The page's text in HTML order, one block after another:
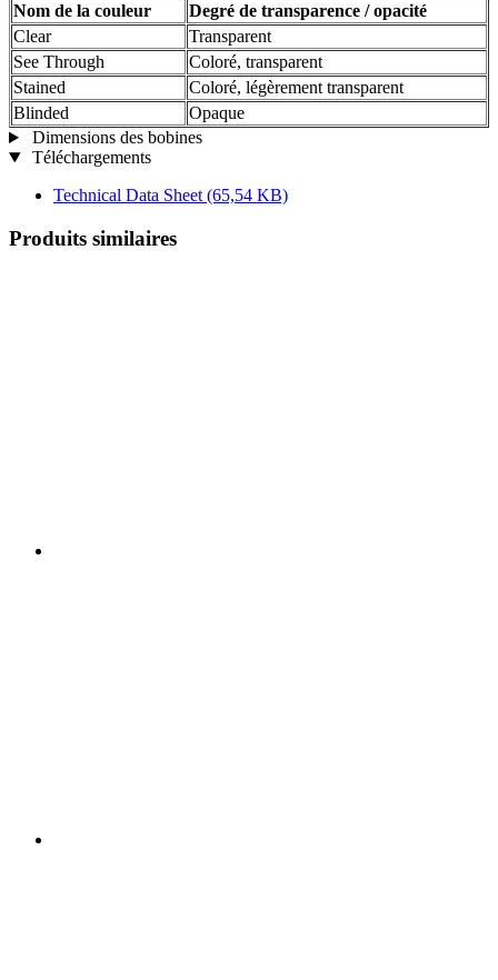
Nom de la couleur
Degré de transparence / opacité
Clear
Transparent
See Through
Coloré, transparent
Stained
Coloré, légèrement transparent
Blinded
Opaque
Dimensions des bobines
Téléchargements
Technical Data Sheet (65,54 KB)
Produits similaires